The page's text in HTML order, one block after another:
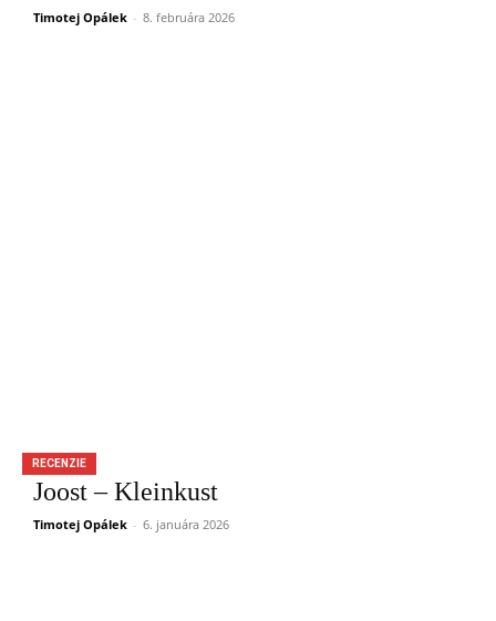
Timotej Opálek - 8. februára 2026
RECENZIE
Joost – Kleinkust
Timotej Opálek - 6. januára 2026